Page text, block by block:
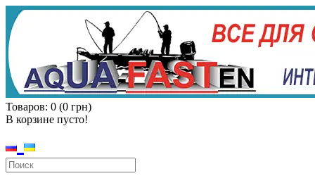
Товаров: 0 (0 грн)
В корзине пусто!